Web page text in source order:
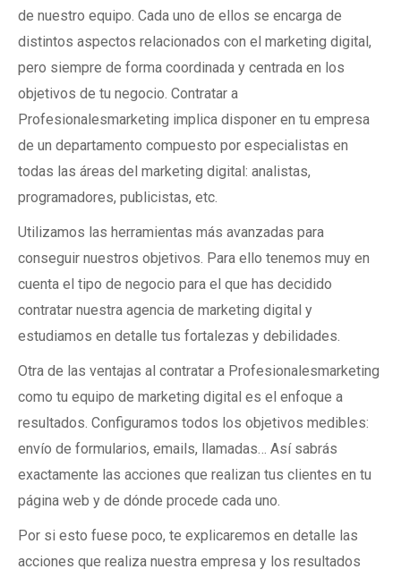
de nuestro equipo. Cada uno de ellos se encarga de
distintos aspectos relacionados con el marketing digital,
pero siempre de forma coordinada y centrada en los
objetivos de tu negocio. Contratar a
Profesionalesmarketing implica disponer en tu empresa
de un departamento compuesto por especialistas en
todas las áreas del marketing digital: analistas,
programadores, publicistas, etc.
Utilizamos las herramientas más avanzadas para
conseguir nuestros objetivos. Para ello tenemos muy en
cuenta el tipo de negocio para el que has decidido
contratar nuestra agencia de marketing digital y
estudiamos en detalle tus fortalezas y debilidades.
Otra de las ventajas al contratar a Profesionalesmarketing
como tu equipo de marketing digital es el enfoque a
resultados. Configuramos todos los objetivos medibles:
envío de formularios, emails, llamadas… Así sabrás
exactamente las acciones que realizan tus clientes en tu
página web y de dónde procede cada uno.
Por si esto fuese poco, te explicaremos en detalle las
acciones que realiza nuestra empresa y los resultados